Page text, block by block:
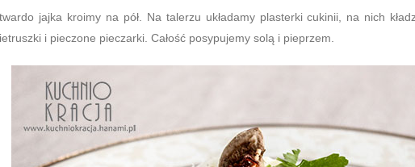
jajka kroimy na pół. Na talerzu układamy plasterki cukinii, na nich
i pieczone pieczarki. Całość posypujemy solą i pieprzem.